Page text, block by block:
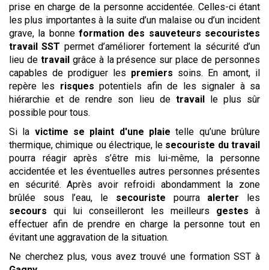
prise en charge de la personne accidentée. Celles-ci étant
les plus importantes à la suite d’un malaise ou d’un incident
grave, la bonne formation des sauveteurs secouristes
travail SST permet d’améliorer fortement la sécurité d’un
lieu de travailgrâce à la présence sur place de personnes
capables de prodiguer les premiers soins. En amont, il
repère les risquespotentiels afin de les signaler à sa
hiérarchie et de rendre son lieu de travaille plus sûr
possible pour tous.
Si la victime se plaint d'une plaie telle qu’une brûlure
thermique, chimique ou électrique, le secouriste du travail
pourra réagir après s’être mis lui-même, la personne
accidentée et les éventuelles autres personnes présentes
en sécurité. Après avoir refroidi abondamment la zone
brûlée sous l’eau, le secouriste pourra alerter les
secours qui lui conseilleront les meilleurs gestes à
effectuer afin de prendre en charge la personne tout en
évitant une aggravation de la situation.
Ne cherchez plus, vous avez trouvé une formation SST à